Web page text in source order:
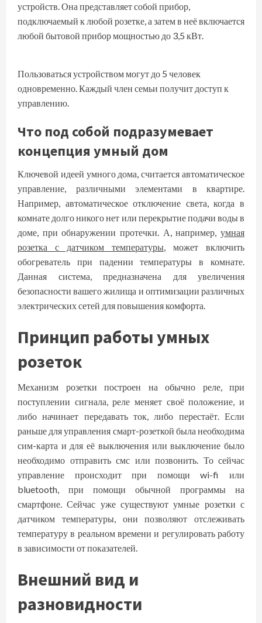
устройств. Она представляет собой прибор,
подключаемый к любой розетке, а затем в неё включается
любой бытовой прибор мощностью до 3,5 кВт.
Пользоваться устройством могут до 5 человек
одновременно. Каждый член семьи получит доступ к
управлению.
Что под собой подразумевает
концепция умный дом
Ключевой идеей умного дома, считается автоматическое
управление, различными элементами в квартире.
Например, автоматическое отключение света, когда в
комнате долго никого нет или перекрытие подачи воды в
доме, при обнаружении протечки. А, например, умная
розетка с датчиком температуры, может включить
обогреватель при падении температуры в комнате.
Данная система, предназначена для увеличения
безопасности вашего жилища и оптимизации различных
электрических сетей для повышения комфорта.
Принцип работы умных
розеток
Механизм розетки построен на обычно реле, при
поступлении сигнала, реле меняет своё положение, и
либо начинает передавать ток, либо перестаёт. Если
раньше для управления смарт-розеткой была необходима
сим-карта и для её выключения или выключение было
необходимо отправить смс или позвонить. То сейчас
управление происходит при помощи wi-fi или
bluetooth, при помощи обычной программы на
смартфоне. Сейчас уже существуют умные розетки с
датчиком температуры, они позволяют отслеживать
температуру в реальном времени и регулировать работу
в зависимости от показателей.
Внешний вид и
разновидности